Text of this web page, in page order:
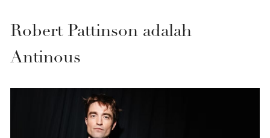
Robert Pattinson adalah
Antinous